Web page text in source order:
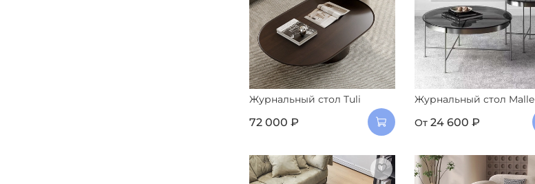
Журнальный стол Tuli
72 000 ₽
Журнальный стол Malle
От 24 600 ₽